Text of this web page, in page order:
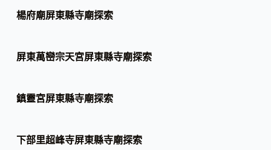
楊府廟屏東縣寺廟探索
屏東萬巒宗天宮屏東縣寺廟探索
鎮靈宮屏東縣寺廟探索
下部里超峰寺屏東縣寺廟探索